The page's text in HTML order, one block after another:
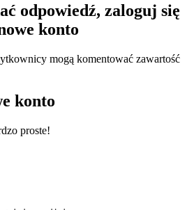
odpowiedź, zaloguj się
konto
mogą komentować zawartość
konto
proste!